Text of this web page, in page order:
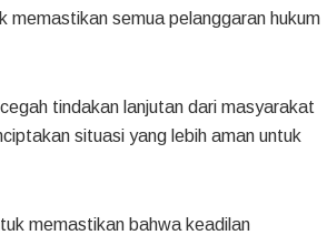
memastikan semua pelanggaran hukum
tindakan lanjutan dari masyarakat
situasi yang lebih aman untuk
memastikan bahwa keadilan